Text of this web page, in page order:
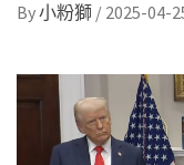
By小粉獅 / 2025-04-